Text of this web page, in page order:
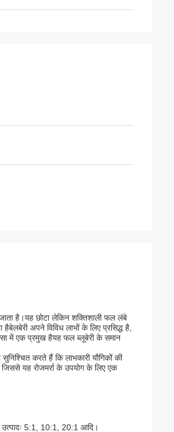
जाता है।यह छोटा लेकिन शक्तिशाली फल लंबे
अपने विविध लाभों के लिए प्रसिद्ध है,
में एक प्रमुख हैयह फल ब्लूबेरी के समान
करते हैं कि लाभकारी यौगिकों की
यह रोजमर्रा के उपयोग के लिए एक
उत्पादः 5:1, 10:1, 20:1 आदि।